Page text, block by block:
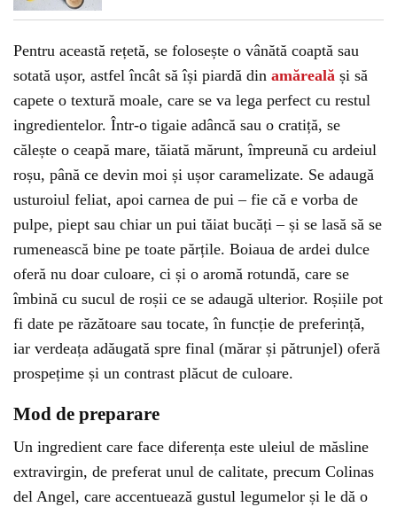
Pentru această rețetă, se folosește o vânătă coaptă sau
sotată ușor, astfel încât să își piardă din amăreală și să
capete o textură moale, care se va lega perfect cu restul
ingredientelor. Într-o tigaie adâncă sau o cratiță, se
călește o ceapă mare, tăiată mărunt, împreună cu ardeiul
roșu, până ce devin moi și ușor caramelizate. Se adaugă
usturoiul feliat, apoi carnea de pui – fie că e vorba de
pulpe, piept sau chiar un pui tăiat bucăți – și se lasă să se
rumenească bine pe toate părțile. Boiaua de ardei dulce
oferă nu doar culoare, ci și o aromă rotundă, care se
îmbină cu sucul de roșii ce se adaugă ulterior. Roșiile pot
fi date pe răzătoare sau tocate, în funcție de preferință,
iar verdeața adăugată spre final (mărar și pătrunjel) oferă
prospețime și un contrast plăcut de culoare.
Mod de preparare
Un ingredient care face diferența este uleiul de măsline
extravirgin, de preferat unul de calitate, precum Colinas
del Angel, care accentuează gustul legumelor și le dă o